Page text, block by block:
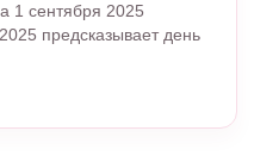
1 сентября 2025
предсказывает день